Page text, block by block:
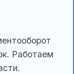
Работаем